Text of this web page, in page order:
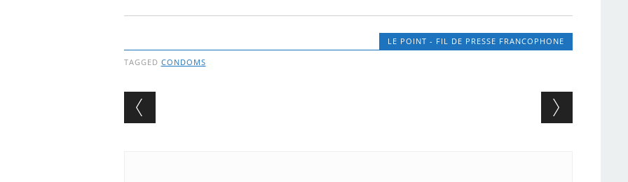
LE POINT - FIL DE PRESSE FRANCOPHONE
TAGGED CONDOMS
Post navigation